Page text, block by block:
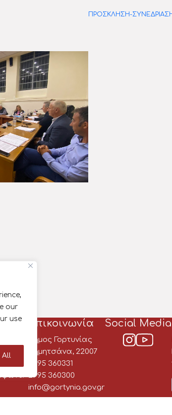
our
use
All
ΠΡΟΣΚΛΗΣΗ-
Επικοινωνία
Δήμος Γορτυνίας
Δημητσάνα, 22007
2795 360331
2795 360300
info@gortynia.gov.gr
Social Media